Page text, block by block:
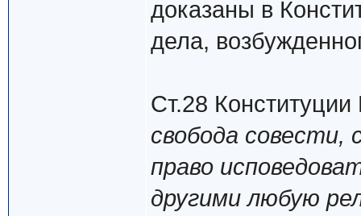
доказаны в
дела,
Ст.28
свобода совести,
право
другими любую